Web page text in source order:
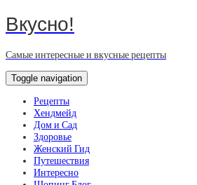
Вкусно!
Самые интересные и вкусные рецепты
Toggle navigation
Рецепты
Хендмейд
Дом и Сад
Здоровье
Женский Гид
Путешествия
Интересно